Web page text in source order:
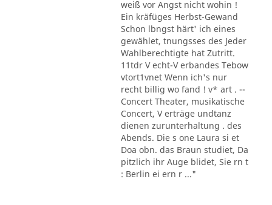
weiß vor Angst nicht wohin !
Ein kräfüges Herbst-Gewand
Schon lbngst härt' ich eines
gewählet, tnungsses des Jeder
Wahlberechtigte hat Zutritt.
11tdr V echt-V erbandes Tebow
vtort1vnet Wenn ich's nur
recht billig wo fand ! v* art . --
Concert Theater, musikatische
Concert, V erträge undtanz
dienen zurunterhaltung . des
Abends. Die s one Laura si et
Doa obn. das Braun studiet, Da
pitzlich ihr Auge blidet, Sie rn t
: Berlin ei ern r ..."